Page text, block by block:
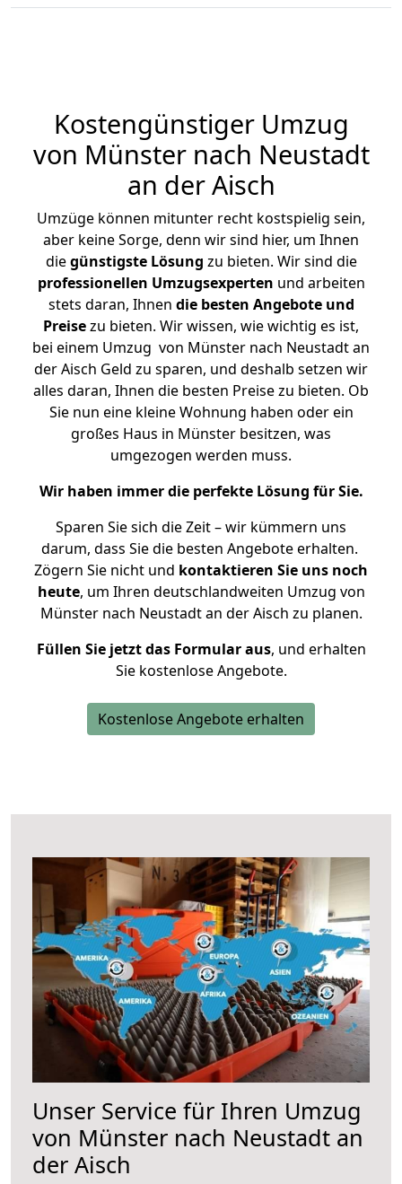
Kostengünstiger Umzug
von Münster nach Neustadt
an der Aisch
Umzüge können mitunter recht kostspielig sein,
aber keine Sorge, denn wir sind hier, um Ihnen
diegünstigste Lösung zu bieten. Wir sind die
professionellen Umzugsexperten und arbeiten
stets daran, Ihnen die besten Angebote und
Preisezu bieten. Wir wissen, wie wichtig es ist,
bei einem Umzug von Münster nach Neustadt an
der Aisch Geld zu sparen, und deshalb setzen wir
alles daran, Ihnen die besten Preise zu bieten. Ob
Sie nun eine kleine Wohnung haben oder ein
großes Haus in Münster besitzen, was
umgezogen werden muss.
Wir haben immer die perfekte Lösung für Sie.
Sparen Sie sich die Zeit – wir kümmern uns
darum, dass Sie die besten Angebote erhalten.
Zögern Sie nicht und kontaktieren Sie uns noch
heute, um Ihren deutschlandweiten Umzug von
Münster nach Neustadt an der Aisch zu planen.
Füllen Sie jetzt das Formular aus, und erhalten
Sie kostenlose Angebote.
Kostenlose Angebote erhalten
Unser Service für Ihren Umzug
von Münster nach Neustadt an
der Aisch